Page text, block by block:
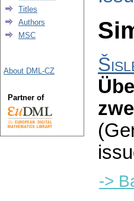
->
Titles
Authors
MSC
About DML-CZ
Partner of